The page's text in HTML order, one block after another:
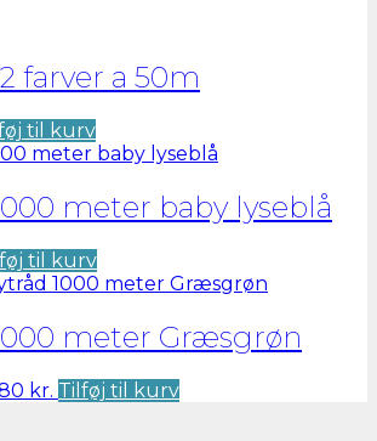
farver a 50m
til kurv
meter baby lyseblå
til kurv
meter Græsgrøn
kr. Den
Tilføj til kurv